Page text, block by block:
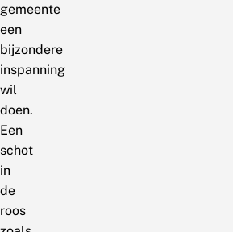
gemeente
een
bijzondere
inspanning
wil
doen.
Een
schot
in
de
roos